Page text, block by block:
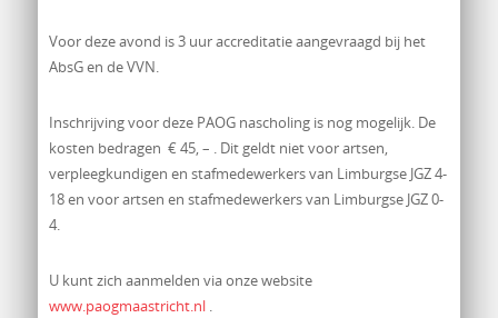
Voor deze avond is 3 uur accreditatie aangevraagd bij het
AbsG en de VVN.
Inschrijving voor deze PAOG nascholing is nog mogelijk. De
kosten bedragen € 45, – . Dit geldt niet voor artsen,
verpleegkundigen en stafmedewerkers van Limburgse JGZ 4-
18 en voor artsen en stafmedewerkers van Limburgse JGZ 0-
4.
U kunt zich aanmelden via onze website
www.paogmaastricht.nl.